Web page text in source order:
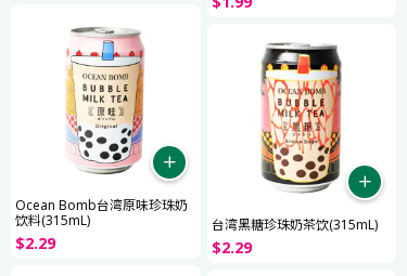
Ocean Bomb台湾原味珍珠奶
饮料(315mL)
$2.29
台湾黑糖珍珠奶茶饮(315mL)
$2.29